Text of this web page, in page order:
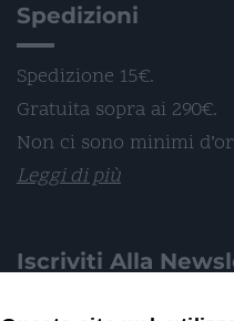
Spedizioni
Spedizione 15€.
Gratuita sopra ai 290€.
Non ci sono minimi
Leggi di più
Iscriviti Alla